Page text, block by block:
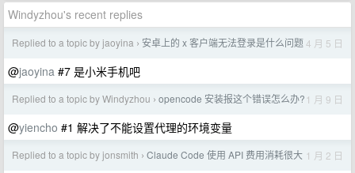
Windyzhou's recent replies
Replied to a topic by jaoyina › 安卓上的 x 客户端无法登录是什么问题4 月 5 日
@jaoyina #7 是小米手机吧
Replied to a topic by Windyzhou › opencode 安装报这个错误怎么办? 1 月 9 日
@yiencho #1 解决了不能设置代理的环境变量
Replied to a topic by jonsmith › Claude Code 使用 API 费用消耗很大 1 月 2 日